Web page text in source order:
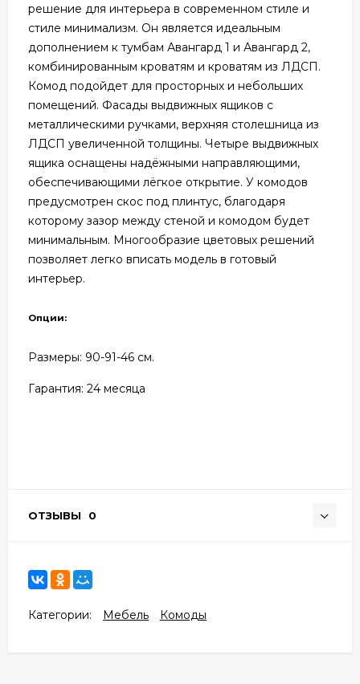
решение для интерьера в современном стиле и
стиле минимализм. Он является идеальным
дополнением к тумбам Авангард 1 и Авангард 2,
комбинированным кроватям и кроватям из ЛДСП.
Комод подойдет для просторных и небольших
помещений. Фасады выдвижных ящиков с
металлическими ручками, верхняя столешница из
ЛДСП увеличенной толщины. Четыре выдвижных
ящика оснащены надёжными направляющими,
обеспечивающими лёгкое открытие. У комодов
предусмотрен скос под плинтус, благодаря
которому зазор между стеной и комодом будет
минимальным. Многообразие цветовых решений
позволяет легко вписать модель в готовый
интерьер.
Опции:
Размеры: 90-91-46 см.
Гарантия: 24 месяца
ОТЗЫВЫ 0
Категории: Мебель Комоды